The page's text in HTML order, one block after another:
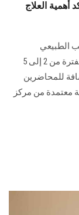
يؤكد أهمية العلاج
الـ 15 لقسم الطب الطبيعي
والروماتيزم والتأهيل بكلية الطب والذي اقيم في الفترة من 2 إلى 5
25 خبير أجنبي إضافة للمحاضرين
اعتماده دوليًا بحصوله على 38 ساعة معتمدة من مركز